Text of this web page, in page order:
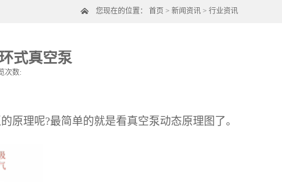
您现在的位置： 首页 > 新闻资讯 > 行业资讯
式真空泵
次数:
理呢?最简单的就是看真空泵动态原理图了。